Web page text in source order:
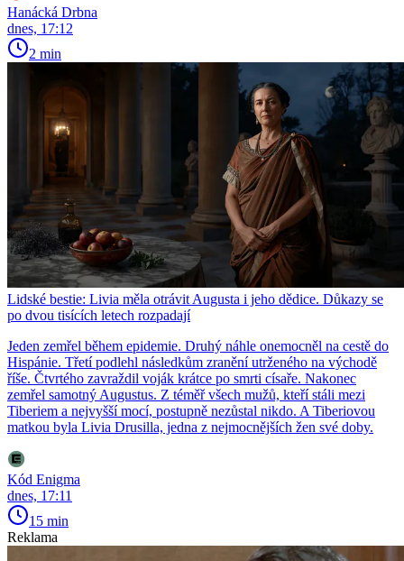
Hanácká Drbna
dnes, 17:12
2 min
Lidské bestie: Livia měla otrávit Augusta i jeho dědice. Důkazy se
po dvou tisících letech rozpadají
Jeden zemřel během epidemie. Druhý náhle onemocněl na cestě do
Hispánie. Třetí podlehl následkům zranění utrženého na východě
říše. Čtvrtého zavraždil voják krátce po smrti císaře. Nakonec
zemřel samotný Augustus. Z téměř všech mužů, kteří stáli mezi
Tiberiem a nejvyšší mocí, postupně nezůstal nikdo. A Tiberiovou
matkou byla Livia Drusilla, jedna z nejmocnějších žen své doby.
Kód Enigma
dnes, 17:11
15 min
Reklama